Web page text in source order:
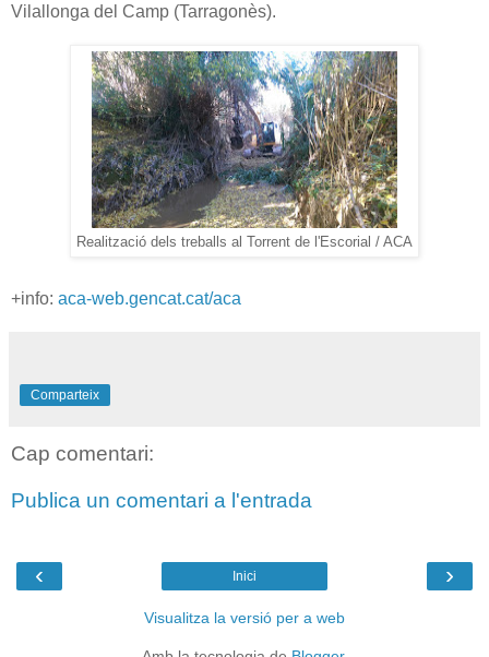
Vilallonga del Camp (Tarragonès).
Realització dels treballs al Torrent de l'Escorial / ACA
+info: aca-web.gencat.cat/aca
Comparteix
Cap comentari:
Publica un comentari a l'entrada
‹ ›
Inici
Visualitza la versió per a web